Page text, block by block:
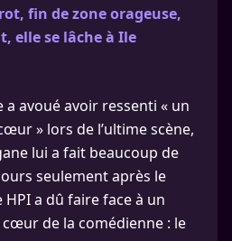
fin de zone orageuse,
elle se lâche à Ile
a avoué avoir ressenti « un
» lors de l’ultime scène,
lui a fait beaucoup de
seulement après le
a dû faire face à un
de la comédienne : le